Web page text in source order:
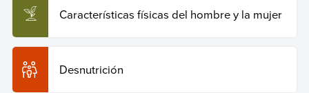
Características físicas del hombre y la mujer
Desnutrición